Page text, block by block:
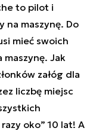
to pilot i
na maszynę. Do
mieć swoich
Jak
załóg dla
liczbę miejsc
oko” 10 lat! A